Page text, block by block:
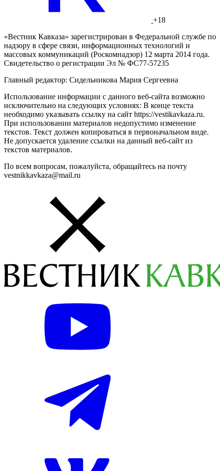
+18
«Вестник Кавказа» зарегистрирован в Федеральной службе по
надзору в сфере связи, информационных технологий и
массовых коммуникаций (Роскомнадзор) 12 марта 2014 года.
Свидетельство о регистрации Эл № ФС77-57235
Главный редактор: Сидельникова Мария Сергеевна
Использование информации с данного веб-сайта возможно
исключительно на следующих условиях: В конце текста
необходимо указывать ссылку на сайт https://vestikavkaza.ru.
При использовании материалов недопустимо изменение
текстов. Текст должен копироваться в первоначальном виде.
Не допускается удаление ссылки на данный веб-сайт из
текстов материалов.
По всем вопросам, пожалуйста, обращайтесь на почту
vestnikkavkaza@mail.ru